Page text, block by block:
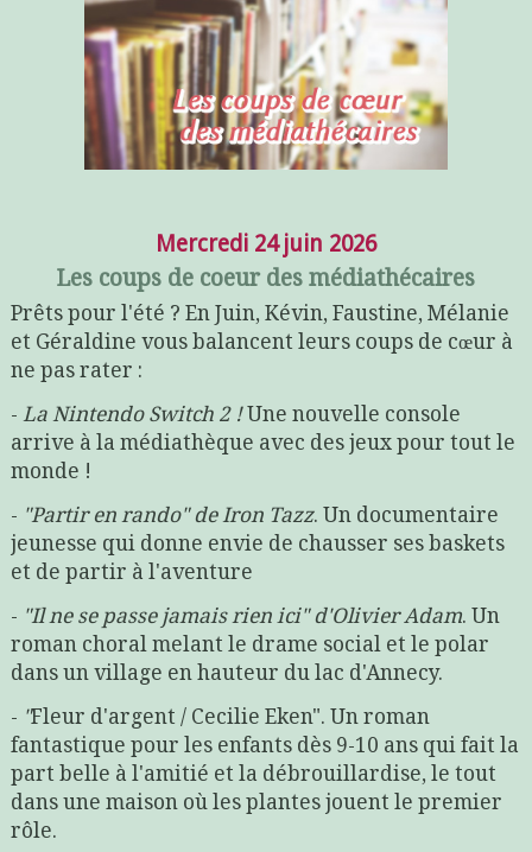
Mercredi 24 juin 2026
Les coups de coeur des médiathécaires
Prêts pour l'été ? En Juin, Kévin, Faustine, Mélanie
et Géraldine vous balancent leurs coups de cœur à
ne pas rater :
- La Nintendo Switch 2 !Une nouvelle console
arrive à la médiathèque avec des jeux pour tout le
monde !
- "Partir en rando" de Iron Tazz. Un documentaire
jeunesse qui donne envie de chausser ses baskets
et de partir à l'aventure
- "Il ne se passe jamais rien ici" d'Olivier Adam. Un
roman choral melant le drame social et le polar
dans un village en hauteur du lac d'Annecy.
- "Fleur d'argent / Cecilie Eken". Un roman
fantastique pour les enfants dès 9-10 ans qui fait la
part belle à l'amitié et la débrouillardise, le tout
dans une maison où les plantes jouent le premier
rôle.